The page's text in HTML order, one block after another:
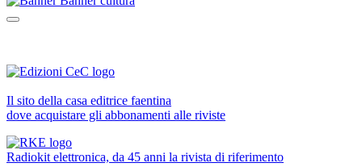
Il sito della casa editrice faentina
dove acquistare gli abbonamenti alle riviste
Radiokit elettronica, da 45 anni la rivista di riferimento